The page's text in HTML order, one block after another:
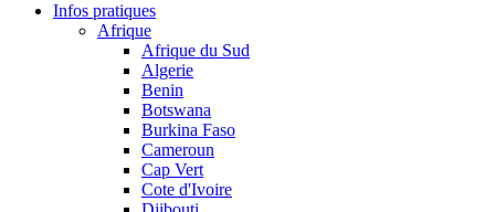
Infos pratiques
Afrique
Afrique du Sud
Algerie
Benin
Botswana
Burkina Faso
Cameroun
Cap Vert
Cote d'Ivoire